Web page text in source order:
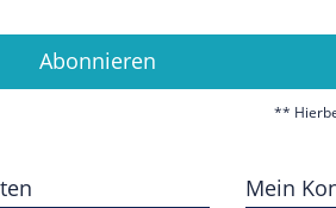
Abonnieren
**
Mein